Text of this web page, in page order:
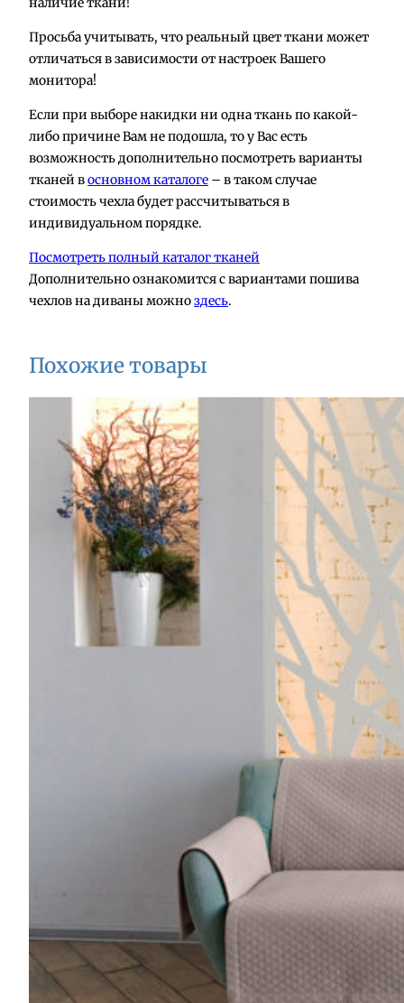
Н
а
к
и
д
к
а
н
а
р
е
с
Просьба учитывать, что реальный цвет ткани может
отличаться в зависимости от настроек Вашего
монитора!
Если при выборе накидки ни одна ткань по какой-
либо причине Вам не подошла, то у Вас есть
возможность дополнительно посмотреть варианты
тканей восновном каталоге – в таком случае
стоимость чехла будет рассчитываться в
индивидуальном порядке.
Посмотреть полный каталог тканей
Дополнительно ознакомится с вариантами пошива
чехлов на диваны можноздесь.
Похожие товары